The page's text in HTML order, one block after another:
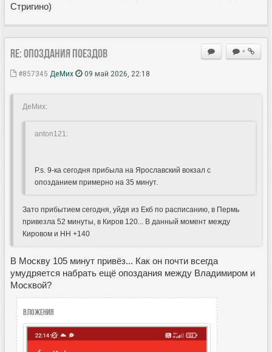
Стригино)
+
Re: Опоздания поездов
#857345 ДеМих 09 май 2026, 22:18
ДеМих:
anton121:
P.s. 9-ка сегодня прибыла на Ярославский вокзал с
опозданием примерно на 35 минут.
Зато прибытием сегодня, уйдя из Екб по расписанию, в Пермь
привезла 52 минуты, в Киров 120... В данный момент между
Кировом и НН +140
В Москву 105 минут привёз... Как он почти всегда
умудряется набрать ещё опоздания между Владимиром и
Москвой?
Вложения